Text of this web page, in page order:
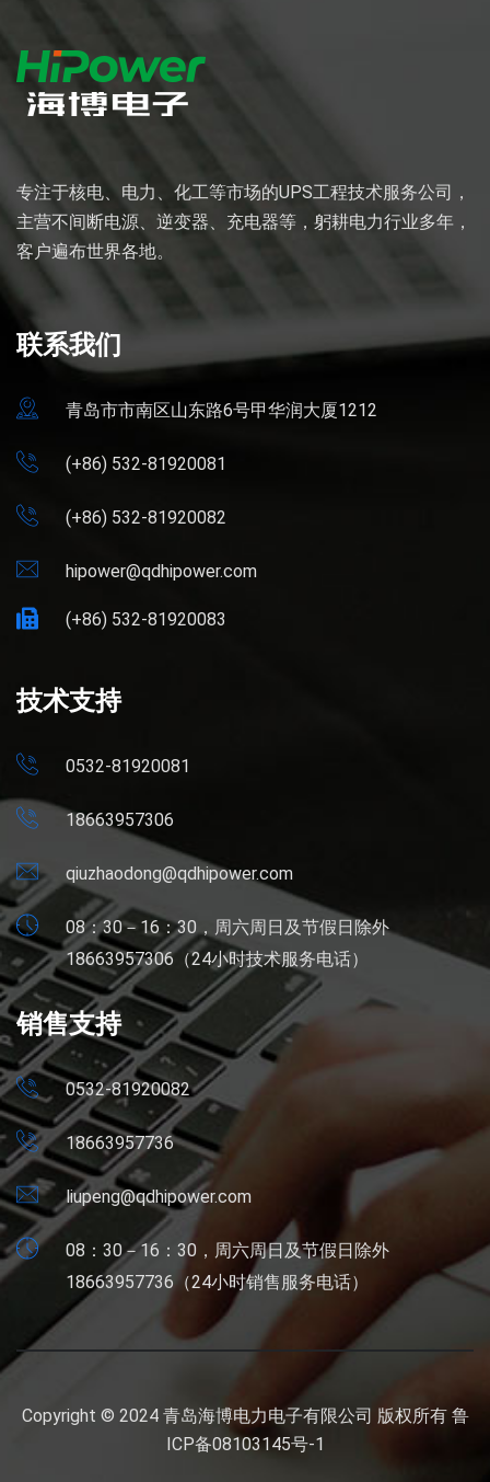
专注于核电、电力、化工等市场的UPS工程技术服务公司，
主营不间断电源、逆变器、充电器等，躬耕电力行业多年，
客户遍布世界各地。
联系我们
青岛市市南区山东路6号甲华润大厦1212
(+86) 532-81920081
(+86) 532-81920082
hipower@qdhipower.com
(+86) 532-81920083
技术支持
0532-81920081
18663957306
qiuzhaodong@qdhipower.com
08：30－16：30，周六周日及节假日除外
18663957306（24小时技术服务电话）
销售支持
0532-81920082
18663957736
liupeng@qdhipower.com
08：30－16：30，周六周日及节假日除外
18663957736（24小时销售服务电话）
Copyright © 2024 青岛海博电力电子有限公司 版权所有 鲁
ICP备08103145号-1